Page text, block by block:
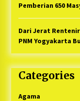
Pemberian 650
Dari Jerat Rentenir
PNM Yogyakarta
Categories
Agama